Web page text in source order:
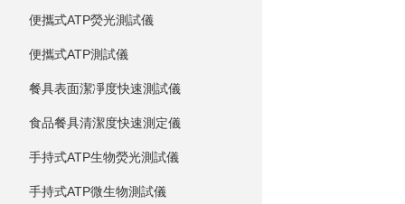
便攜式ATP熒光測試儀
便攜式ATP測試儀
餐具表面潔凈度快速測試儀
食品餐具清潔度快速測定儀
手持式ATP生物熒光測試儀
手持式ATP微生物測試儀